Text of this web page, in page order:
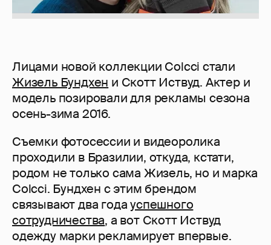
Лицами новой коллекции Colcci стали
Жизель Бундхен и Скотт Иствуд. Актер и
модель позировали для рекламы сезона
осень-зима 2016.
Съемки фотосессии и видеоролика
проходили в Бразилии, откуда, кстати,
родом не только сама Жизель, но и марка
Colcci. Бундхен с этим брендом
связывают два годауспешного
сотрудничества, а вот Скотт Иствуд
одежду марки рекламирует впервые.